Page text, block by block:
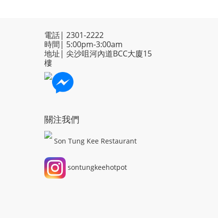
電話| 2301-2222
時間| 5:00pm-3:00am
地址| 尖沙咀河內道BCC大廈15
樓
關注我們
Son Tung Kee Restaurant
sontungkeehotpot